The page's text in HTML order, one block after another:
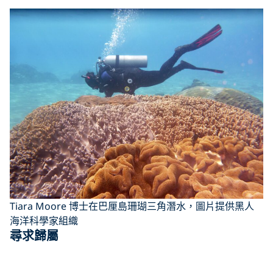
Tiara Moore 博士在巴厘島珊瑚三角潛水，圖片提供黑人
海洋科學家組織
尋求歸屬